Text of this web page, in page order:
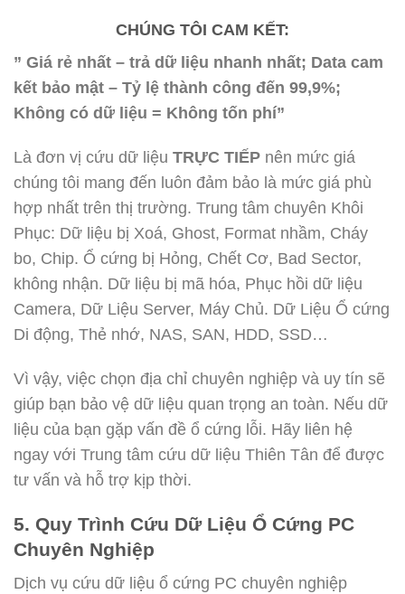
CHÚNG TÔI CAM KẾT:
” Giá rẻ nhất – trả dữ liệu nhanh nhất; Data cam
kết bảo mật – Tỷ lệ thành công đến 99,9%;
Không có dữ liệu = Không tốn phí”
Là đơn vị cứu dữ liệu TRỰC TIẾP nên mức giá
chúng tôi mang đến luôn đảm bảo là mức giá phù
hợp nhất trên thị trường. Trung tâm chuyên Khôi
Phục: Dữ liệu bị Xoá, Ghost, Format nhầm, Cháy
bo, Chip. Ổ cứng bị Hỏng, Chết Cơ, Bad Sector,
không nhận. Dữ liệu bị mã hóa, Phục hồi dữ liệu
Camera, Dữ Liệu Server, Máy Chủ. Dữ Liệu Ổ cứng
Di động, Thẻ nhớ, NAS, SAN, HDD, SSD…
Vì vậy, việc chọn địa chỉ chuyên nghiệp và uy tín sẽ
giúp bạn bảo vệ dữ liệu quan trọng an toàn. Nếu dữ
liệu của bạn gặp vấn đề ổ cứng lỗi. Hãy liên hệ
ngay với Trung tâm cứu dữ liệu Thiên Tân để được
tư vấn và hỗ trợ kịp thời.
5. Quy Trình Cứu Dữ Liệu Ổ Cứng PC
Chuyên Nghiệp
Dịch vụ cứu dữ liệu ổ cứng PC chuyên nghiệp